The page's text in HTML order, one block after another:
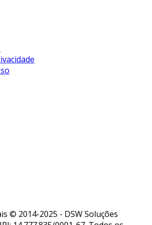
© 2014-2025 - DSW Soluções